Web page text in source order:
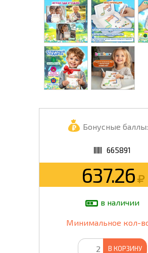
Бонусные баллы:
665891
637.26
в наличии
Минимальное кол-
В КОРЗИНУ